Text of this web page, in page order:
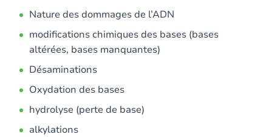
Nature des dommages de l’ADN
modifications chimiques des bases (bases
altérées, bases manquantes)
Désaminations
Oxydation des bases
hydrolyse (perte de base)
alkylations